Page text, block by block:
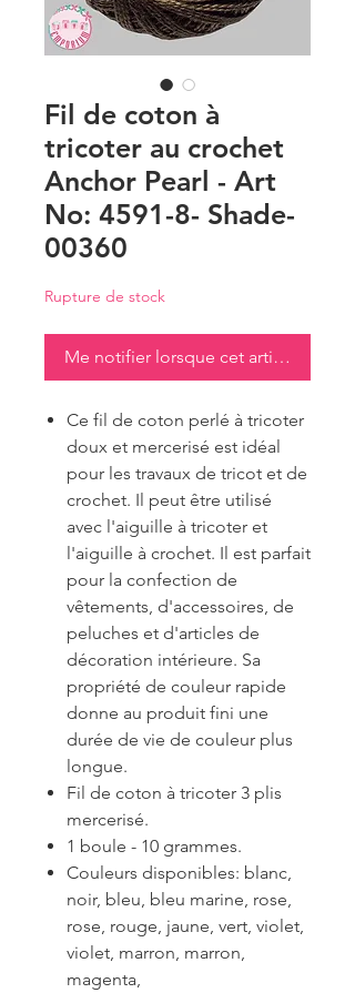
Fil de coton à
tricoter au crochet
Anchor Pearl - Art
No: 4591-8- Shade-
00360
Rupture de stock
Me notifier lorsque cet article est
Ce fil de coton perlé à tricoter
doux et mercerisé est idéal
pour les travaux de tricot et de
crochet. Il peut être utilisé
avec l'aiguille à tricoter et
l'aiguille à crochet. Il est parfait
pour la confection de
vêtements, d'accessoires, de
peluches et d'articles de
décoration intérieure. Sa
propriété de couleur rapide
donne au produit fini une
durée de vie de couleur plus
longue.
Fil de coton à tricoter 3 plis
mercerisé.
1 boule - 10 grammes.
Couleurs disponibles: blanc,
noir, bleu, bleu marine, rose,
rose, rouge, jaune, vert, violet,
violet, marron, marron,
magenta,